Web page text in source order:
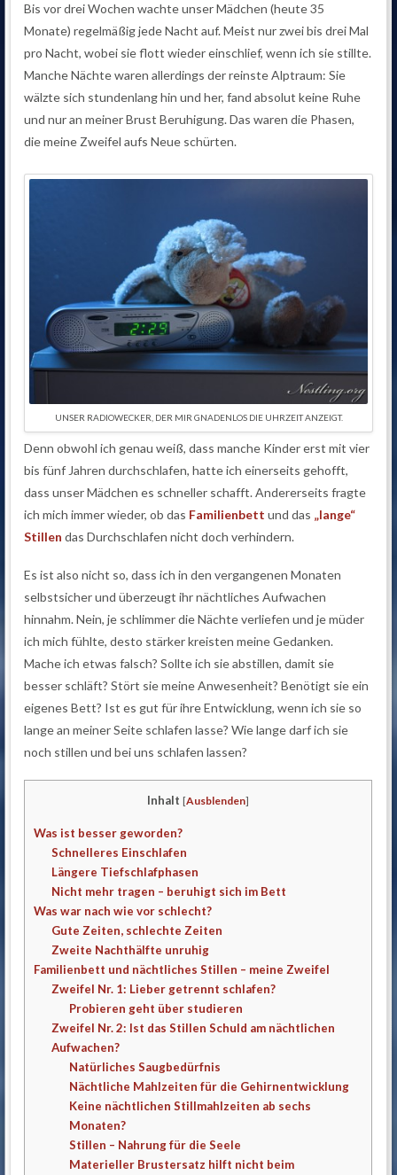
Bis vor drei Wochen wachte unser Mädchen (heute 35
Monate) regelmäßig jede Nacht auf. Meist nur zwei bis drei Mal
pro Nacht, wobei sie flott wieder einschlief, wenn ich sie stillte.
Manche Nächte waren allerdings der reinste Alptraum: Sie
wälzte sich stundenlang hin und her, fand absolut keine Ruhe
und nur an meiner Brust Beruhigung. Das waren die Phasen,
die meine Zweifel aufs Neue schürten.
UNSER RADIOWECKER, DER MIR GNADENLOS DIE UHRZEIT ANZEIGT.
Denn obwohl ich genau weiß, dass manche Kinder erst mit vier
bis fünf Jahren durchschlafen, hatte ich einerseits gehofft,
dass unser Mädchen es schneller schafft. Andererseits fragte
ich mich immer wieder, ob das Familienbett und das „lange“
Stillen das Durchschlafen nicht doch verhindern.
Es ist also nicht so, dass ich in den vergangenen Monaten
selbstsicher und überzeugt ihr nächtliches Aufwachen
hinnahm. Nein, je schlimmer die Nächte verliefen und je müder
ich mich fühlte, desto stärker kreisten meine Gedanken.
Mache ich etwas falsch? Sollte ich sie abstillen, damit sie
besser schläft? Stört sie meine Anwesenheit? Benötigt sie ein
eigenes Bett? Ist es gut für ihre Entwicklung, wenn ich sie so
lange an meiner Seite schlafen lasse? Wie lange darf ich sie
noch stillen und bei uns schlafen lassen?
Inhalt [Ausblenden]
Was ist besser geworden?
Schnelleres Einschlafen
Längere Tiefschlafphasen
Nicht mehr tragen – beruhigt sich im Bett
Was war nach wie vor schlecht?
Gute Zeiten, schlechte Zeiten
Zweite Nachthälfte unruhig
Familienbett und nächtliches Stillen – meine Zweifel
Zweifel Nr. 1: Lieber getrennt schlafen?
Probieren geht über studieren
Zweifel Nr. 2: Ist das Stillen Schuld am nächtlichen
Aufwachen?
Natürliches Saugbedürfnis
Nächtliche Mahlzeiten für die Gehirnentwicklung
Keine nächtlichen Stillmahlzeiten ab sechs
Monaten?
Stillen – Nahrung für die Seele
Materieller Brustersatz hilft nicht beim